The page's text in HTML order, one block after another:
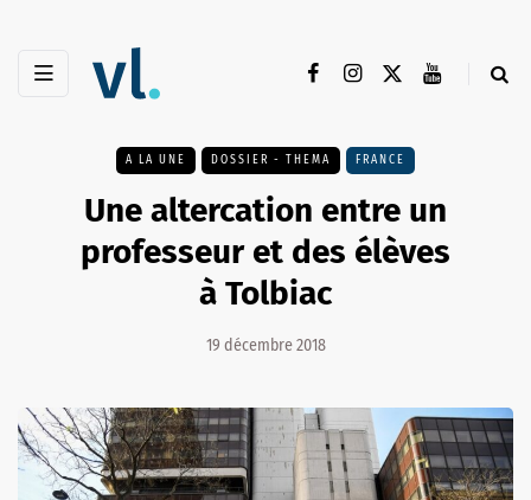
A LA UNE DOSSIER - THEMA FRANCE
Une altercation entre un
professeur et des élèves
à Tolbiac
19 décembre 2018